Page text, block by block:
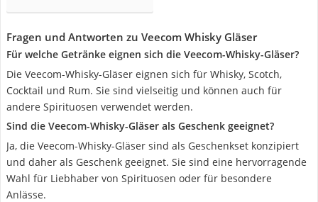
Fragen und Antworten zu Veecom Whisky Gläser
Für welche Getränke eignen sich die Veecom-Whisky-Gläser?
Die Veecom-Whisky-Gläser eignen sich für Whisky, Scotch,
Cocktail und Rum. Sie sind vielseitig und können auch für
andere Spirituosen verwendet werden.
Sind die Veecom-Whisky-Gläser als Geschenk geeignet?
Ja, die Veecom-Whisky-Gläser sind als Geschenkset konzipiert
und daher als Geschenk geeignet. Sie sind eine hervorragende
Wahl für Liebhaber von Spirituosen oder für besondere
Anlässe.